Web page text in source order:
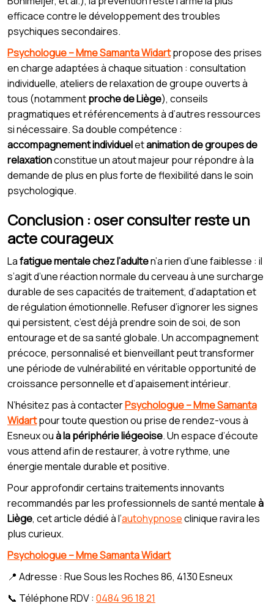
efficace contre le développement des troubles
psychiques secondaires.
Psychologue – Mme Samanta Widartpropose des prises
en charge adaptées à chaque situation : consultation
individuelle, ateliers de relaxation de groupe ouverts à
tous (notammentproche de Liège), conseils
pragmatiques et référencements à d’autres ressources
si nécessaire. Sa double compétence :
accompagnement individueletanimation de groupes de
relaxationconstitue un atout majeur pour répondre à la
demande de plus en plus forte de flexibilité dans le soin
psychologique.
Conclusion : oser consulter reste un
acte courageux
Lafatigue mentale chez l’adulten’a rien d’une faiblesse : il
s’agit d’une réaction normale du cerveau à une surcharge
durable de ses capacités de traitement, d’adaptation et
de régulation émotionnelle. Refuser d’ignorer les signes
qui persistent, c’est déjà prendre soin de soi, de son
entourage et de sa santé globale. Un accompagnement
précoce, personnalisé et bienveillant peut transformer
une période de vulnérabilité en véritable opportunité de
croissance personnelle et d’apaisement intérieur.
N’hésitez pas à contacterPsychologue – Mme Samanta
Widartpour toute question ou prise de rendez-vous à
Esneux ouà la périphérie liégeoise. Un espace d’écoute
vous attend afin de restaurer, à votre rythme, une
énergie mentale durable et positive.
Pour approfondir certains traitements innovants
recommandés par les professionnels de santé mentaleà
Liège, cet article dédié à l’autohypnoseclinique ravira les
plus curieux.
Psychologue – Mme Samanta Widart
📍 Adresse : Rue Sous les Roches 86, 4130 Esneux
📞 Téléphone RDV : 0484 96 18 21